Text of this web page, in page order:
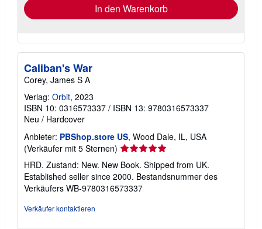
In den Warenkorb
Caliban's War
Corey, James S A
Verlag: Orbit, 2023
ISBN 10: 0316573337 / ISBN 13: 9780316573337
Neu / Hardcover
Anbieter: PBShop.store US, Wood Dale, IL, USA
(Verkäufer mit 5 Sternen) Verkäuferbewertung
5
von
5
Sternen
HRD. Zustand: New. New Book. Shipped from UK.
Established seller since 2000. Bestandsnummer des
Verkäufers WB-9780316573337
Verkäufer kontaktieren